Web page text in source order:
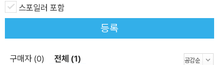
인(57)의 네 번째 시집 『해자네 점집』을 첫 시집으로 내놨다. 걷
는사람은 시인선을 내놓으며 “자신만의 세계를 견고히 해 가는
좋은 시인들과 시를 발굴하고 그로써 오늘날 우리 문학장이 간과
하고 있는 가치를 일깨우는 것은 물론, 다양한 채널을 통해 독자
스포일러 포함
등록
구매자 (0) 전체 (1)